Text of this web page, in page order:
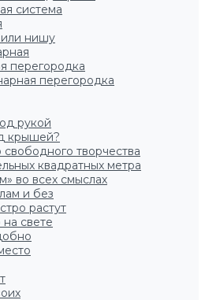
система
нишу
перегородка
перегородка
рукой
крышей?
свободного творчества
квадратных метра
во всех смыслах
и без
растут
свете